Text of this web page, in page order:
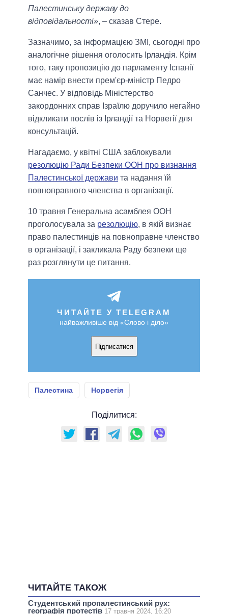
Палестинську державу до
відповідальності», – сказав Стере.
Зазначимо, за інформацією ЗМІ, сьогодні про
аналогічне рішення оголосить Ірландія. Крім
того, таку пропозицію до парламенту Іспанії
має намір внести прем'єр-міністр Педро
Санчес. У відповідь Міністерство
закордонних справ Ізраїлю доручило негайно
відкликати послів із Ірландії та Норвегії для
консультацій.
Нагадаємо, у квітні США заблокували
резолюцію Ради Безпеки ООН про визнання
Палестинської держави та надання їй
повноправного членства в організації.
10 травня Генеральна асамблея ООН
проголосувала за резолюцію, в якій визнає
право палестинців на повноправне членство
в організації, і закликала Раду безпеки ще
раз розглянути це питання.
ЧИТАЙТЕ У TELEGRAM
найважливіше від «Слово і діло»
Підписатися
Палестина Норвегія
Поділитися:
ЧИТАЙТЕ ТАКОЖ
Студентський пропалестинський рух:
географія протестів 17 травня 2024, 16:20